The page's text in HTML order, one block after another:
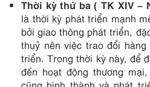
Thời kỳ thứ ba ( TK XIV –
là thời kỳ phát triển mạnh
bởi giao thông phát triển,
thuỷ nên việc trao đổi
triển. Trong thời kỳ này, để
đến hoạt động thương